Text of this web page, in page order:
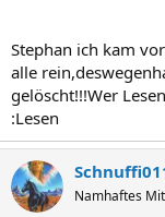
Deine Meinung
Unterwäsche. Es ist
will... vielleicht ja
DU DREHST DICH
Eben noch Geschrei
passt mal wieder !
Stephan ich kam
alle
gelöscht!!!Wer
:Lesen
Namhaftes